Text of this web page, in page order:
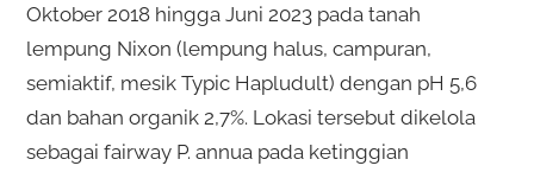
Oktober 2018 hingga Juni 2023 pada tanah
lempung Nixon (lempung halus, campuran,
semiaktif, mesik Typic Hapludult) dengan pH 5,6
dan bahan organik 2,7%. Lokasi tersebut dikelola
sebagai fairway P. annua pada ketinggian